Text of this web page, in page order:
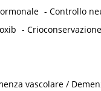
- Controllo
- Crioconservazione
vascolare /